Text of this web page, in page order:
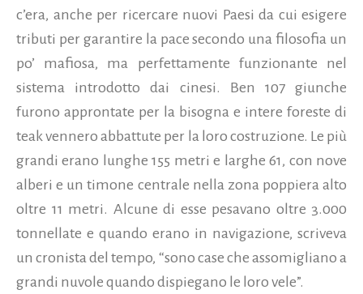
c’era, anche per ricercare nuovi Paesi da cui esigere
tributi per garantire la pace secondo una filosofia un
po’ mafiosa, ma perfettamente funzionante nel
sistema introdotto dai cinesi. Ben 107 giunche
furono approntate per la bisogna e intere foreste di
teak vennero abbattute per la loro costruzione. Le più
grandi erano lunghe 155 metri e larghe 61, con nove
alberi e un timone centrale nella zona poppiera alto
oltre 11 metri. Alcune di esse pesavano oltre 3.000
tonnellate e quando erano in navigazione, scriveva
un cronista del tempo, “sono case che assomigliano a
grandi nuvole quando dispiegano le loro vele”.